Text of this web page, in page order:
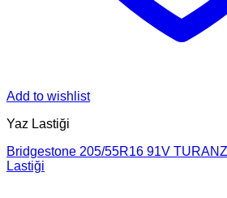
Add to wishlist
Yaz Lastiği
Bridgestone 205/55R16 91V
Lastiği